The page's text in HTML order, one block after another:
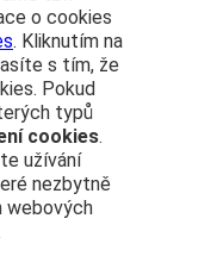
výlet
o cookies
. Kliknutím na
s tím, že
Pokud
typů
cookies.
užívání
nezbytně
webových